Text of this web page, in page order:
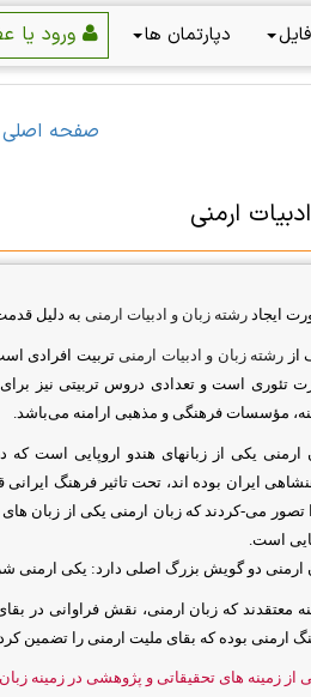
دپارتمان ها
صفحه اصلی
ارمنی
ایجاد رشته زبان و ادبیات ارمنیبه دلیل
از رشته زبان و ادبیات ارمنیتربيت افرادى
تئورى است و تعدادى دروس تربيتى نيز
مؤسسات فرهنگى و مذهبى ارامنه مى‌باشد.
ارمنی یکی از زبانهای هندو اروپایی است که
ایران بوده اند، تحت تاثیر فرهنگ
تصور می-کردند که زبان ارمنی یکی از زبان
است.
ارمنی دو گویش بزرگ اصلی دارد: یکی
معتقدند که زبان ارمنی، نقش فراوانی در
ارمنی بوده که بقای ملیت ارمنی را تضمین
از زمینه های تحقیقاتی و پژوهشی در زمینه